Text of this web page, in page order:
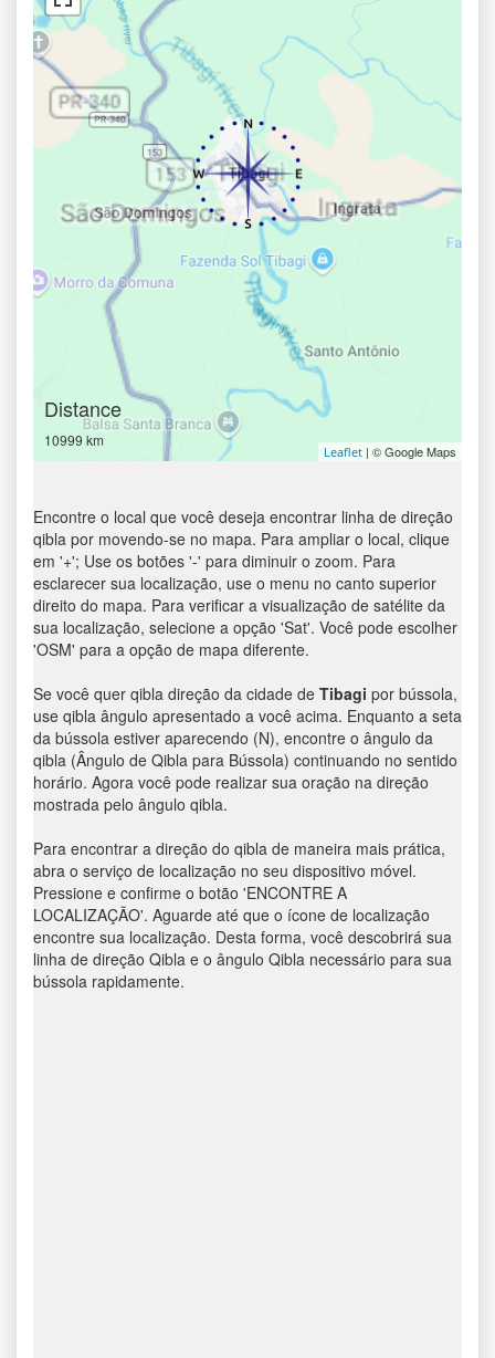
Distance
10999 km
Leaflet | © Google Maps
Encontre o local que você deseja encontrar linha de direção
qibla por movendo-se no mapa. Para ampliar o local, clique
em '+'; Use os botões '-' para diminuir o zoom. Para
esclarecer sua localização, use o menu no canto superior
direito do mapa. Para verificar a visualização de satélite da
sua localização, selecione a opção 'Sat'. Você pode escolher
'OSM' para a opção de mapa diferente.
Se você quer qibla direção da cidade de Tibagi por bússola,
use qibla ângulo apresentado a você acima. Enquanto a seta
da bússola estiver aparecendo (N), encontre o ângulo da
qibla (Ângulo de Qibla para Bússola) continuando no sentido
horário. Agora você pode realizar sua oração na direção
mostrada pelo ângulo qibla.
Para encontrar a direção do qibla de maneira mais prática,
abra o serviço de localização no seu dispositivo móvel.
Pressione e confirme o botão 'ENCONTRE A
LOCALIZAÇÃO'. Aguarde até que o ícone de localização
encontre sua localização. Desta forma, você descobrirá sua
linha de direção Qibla e o ângulo Qibla necessário para sua
bússola rapidamente.